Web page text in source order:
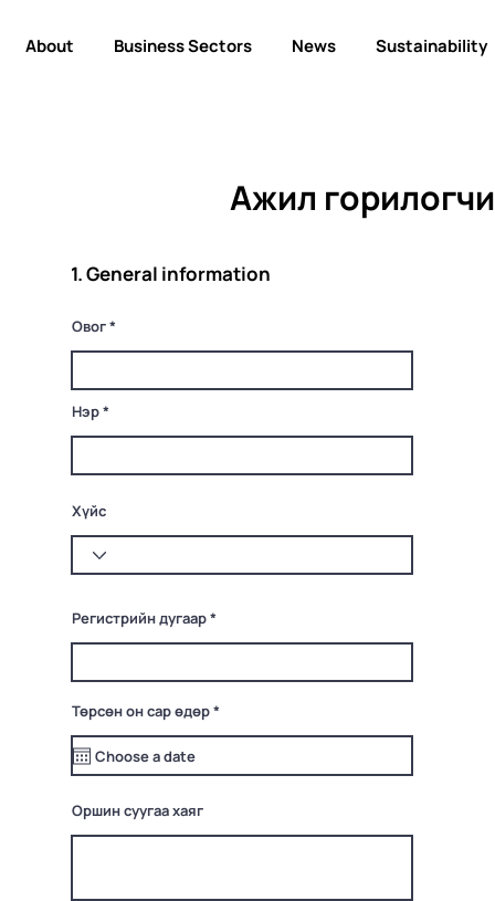
About Business Sectors News Sustainability
Ажил
1. General information
Овог
Нэр
Хүйс
Регистрийн дугаар
Төрсөн он сар өдөр*
q
r
Оршин суугаа хаяг